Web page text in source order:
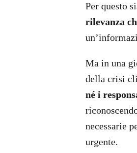
Per questo
rilevanza
Ma in una
della crisi
né i
necessarie
urgente.